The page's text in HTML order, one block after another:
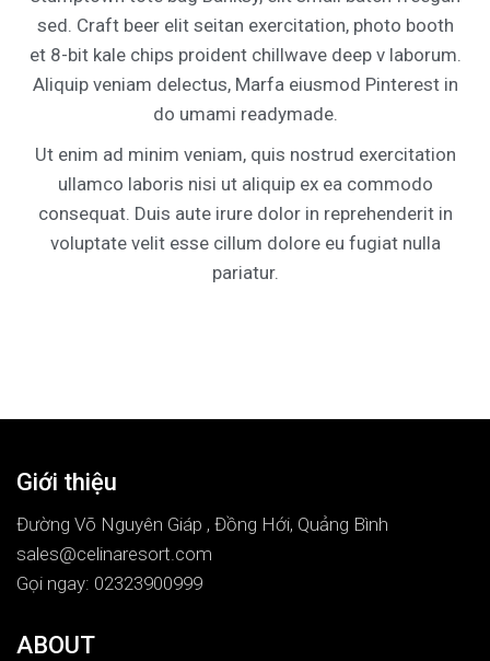
sed. Craft beer elit seitan exercitation, photo booth
et 8-bit kale chips proident chillwave deep v laborum.
Aliquip veniam delectus, Marfa eiusmod Pinterest in
do umami readymade.
Ut enim ad minim veniam, quis nostrud exercitation
ullamco laboris nisi ut aliquip ex ea commodo
consequat. Duis aute irure dolor in reprehenderit in
voluptate velit esse cillum dolore eu fugiat nulla
pariatur.
Giới thiệu
Đường Võ Nguyên Giáp , Đồng Hới, Quảng Bình
sales@celinaresort.com
Gọi ngay: 02323900999
ABOUT